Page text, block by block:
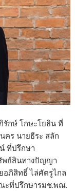
รักษ์ โกษะโยธิน ที่
คร นายธีระ สลัก
ที่ปรึกษา
พย์สินทางปัญญา
ภิสิทธิ์ ไล่ศัตรูไกล
ะที่ปรึกษารมช.พณ.